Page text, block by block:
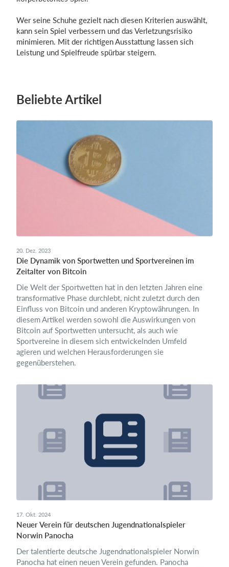
Wer seine Schuhe gezielt nach diesen Kriterien auswählt,
kann sein Spiel verbessern und das Verletzungsrisiko
minimieren. Mit der richtigen Ausstattung lassen sich
Leistung und Spielfreude spürbar steigern.
Beliebte Artikel
20. Dez. 2023
Die Dynamik von Sportwetten und Sportvereinen im
Zeitalter von Bitcoin
Die Welt der Sportwetten hat in den letzten Jahren eine
transformative Phase durchlebt, nicht zuletzt durch den
Einfluss von Bitcoin und anderen Kryptowährungen. In
diesem Artikel werden sowohl die Auswirkungen von
Bitcoin auf Sportwetten untersucht, als auch wie
Sportvereine in diesem sich entwickelnden Umfeld
agieren und welchen Herausforderungen sie
gegenüberstehen.
17. Okt. 2024
Neuer Verein für deutschen Jugendnationalspieler
Norwin Panocha
Der talentierte deutsche Jugendnationalspieler Norwin
Panocha hat einen neuen Verein gefunden. Panocha